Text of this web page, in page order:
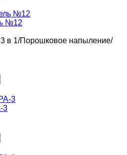
№12
в 1/Порошковое напыление/
3